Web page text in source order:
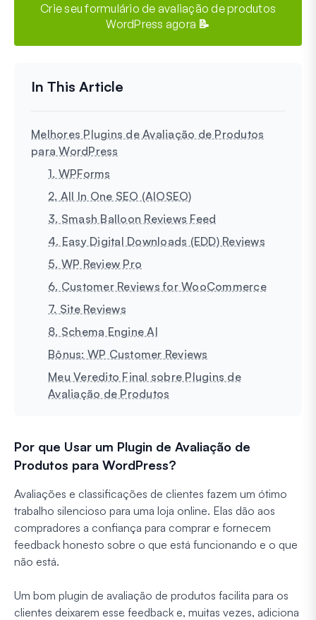
Crie seu formulário de avaliação de produtos
WordPress agora 📝
Melhores Plugins de Avaliação de Produtos
para WordPress
1. WPForms
2. All In One SEO (AIOSEO)
3. Smash Balloon Reviews Feed
4. Easy Digital Downloads (EDD) Reviews
5. WP Review Pro
6. Customer Reviews for WooCommerce
7. Site Reviews
8. Schema Engine AI
Bônus: WP Customer Reviews
Meu Veredito Final sobre Plugins de
Avaliação de Produtos
Por que Usar um Plugin de Avaliação de
Produtos para WordPress?
Avaliações e classificações de clientes fazem um ótimo
trabalho silencioso para uma loja online. Elas dão aos
compradores a confiança para comprar e fornecem
feedback honesto sobre o que está funcionando e o que
não está.
Um bom plugin de avaliação de produtos facilita para os
clientes deixarem esse feedback e, muitas vezes, adiciona